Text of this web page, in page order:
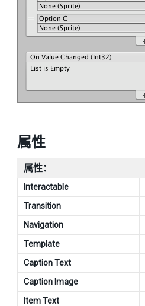
属性
属性：
Interactable
Transition
Navigation
Template
Caption Text
Caption Image
Item Text